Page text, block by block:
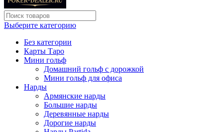
Выберите категорию
Без категории
Карты Таро
Мини гольф
Домашний гольф с дорожкой
Мини гольф для офиса
Нарды
Армянские нарды
Большие нарды
Деревянные нарды
Дорогие нарды